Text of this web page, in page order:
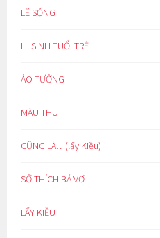
LẼ SỐNG
HI SINH TUỔI TRẺ
ẢO TƯỞNG
MÀU THU
CŨNG LÀ…(lẩy Kiều)
SỞ THÍCH BÁ VƠ
LẨY KIỀU